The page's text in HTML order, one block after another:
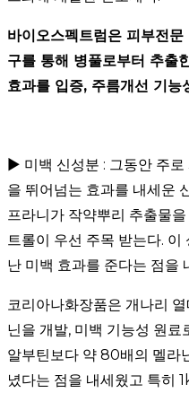
바이오스펙트럼은 피부전
구를 통해 병풀로부터 추출
효과를 입증, 주름개선 기능
▶ 미백 신성분 : 그동안 주
을 뛰어넘는 효과를 내세운
프라니가 작약뿌리 추출물
트롤이 우선 주목 받는다.
난 미백 효과를 준다는 점을
코리아나화장품은 개나리
닌을 개발, 미백 기능성 원료
알부틴보다 약 80배의 멜라
녔다는 점을 내세웠고 특히